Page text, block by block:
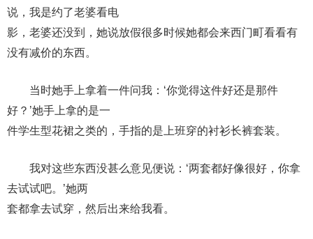
说，我是约了老婆看电
影，老婆还没到，她说放假很多时候她都会来西门町看看有
没有减价的东西。
当时她手上拿着一件问我：‘你觉得这件好还是那件
好？’她手上拿的是一
件学生型花裙之类的，手指的是上班穿的衬衫长裤套装。
我对这些东西没甚么意见便说：‘两套都好像很好，你拿
去试试吧。’她两
套都拿去试穿，然后出来给我看。